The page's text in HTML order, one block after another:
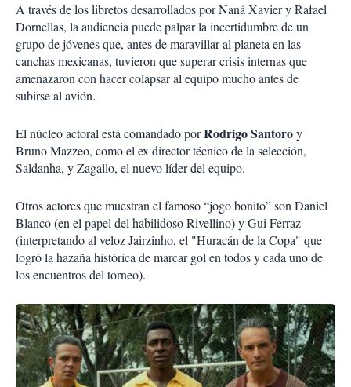
A través de los libretos desarrollados por Naná Xavier y Rafael
Dornellas, la audiencia puede palpar la incertidumbre de un
grupo de jóvenes que, antes de maravillar al planeta en las
canchas mexicanas, tuvieron que superar crisis internas que
amenazaron con hacer colapsar al equipo mucho antes de
subirse al avión.
El núcleo actoral está comandado porRodrigo Santoroy
Bruno Mazzeo, como el ex director técnico de la selección,
Saldanha, y Zagallo, el nuevo líder del equipo.
Otros actores que muestran el famoso “jogo bonito” son Daniel
Blanco (en el papel del habilidoso Rivellino) y Gui Ferraz
(interpretando al veloz Jairzinho, el "Huracán de la Copa" que
logró la hazaña histórica de marcar gol en todos y cada uno de
los encuentros del torneo).